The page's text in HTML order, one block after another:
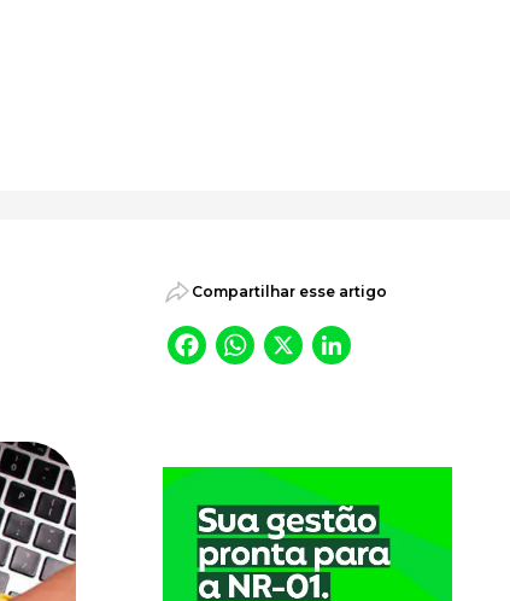
Compartilhar esse artigo
Facebook
WhatsApp
X